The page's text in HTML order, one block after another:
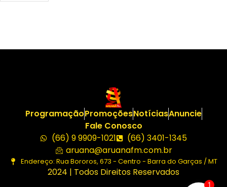
ProgramaçãoPromoçõesNotíciasAnuncie
Fale Conosco
(66) 9 9909-1021
(66) 3401-1345
aruana@aruanafm.com.br
Endereço: Rua Bororos, 673 - Centro - Barra do Garças / MT
2024 | Todos Direitos Reservados
1